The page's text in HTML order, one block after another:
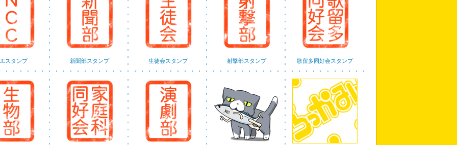
スタンプ 新聞部スタンプ 生徒会スタンプ 射撃部スタンプ 歌留多同好会スタンプ